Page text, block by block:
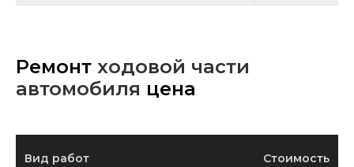
Ремонт ходовой части
автомобиля цена
Вид работ Стоимость